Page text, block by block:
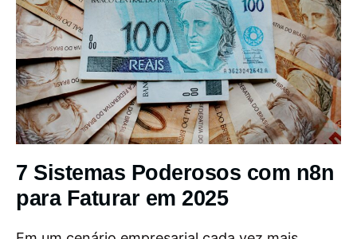
7 Sistemas Poderosos com n8n
para Faturar em 2025